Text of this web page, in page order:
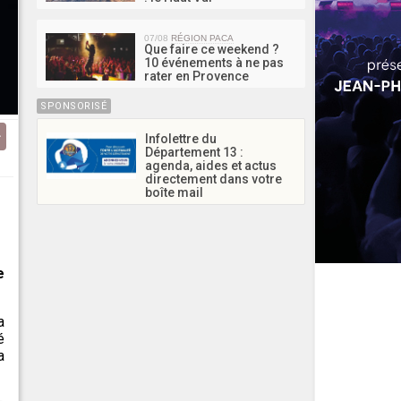
07/08 RÉGION PACA
Que faire ce weekend ?
10 événements à ne pas
rater en Provence
SPONSORISÉ
Infolettre du
Département 13 :
agenda, aides et actus
directement dans votre
boîte mail